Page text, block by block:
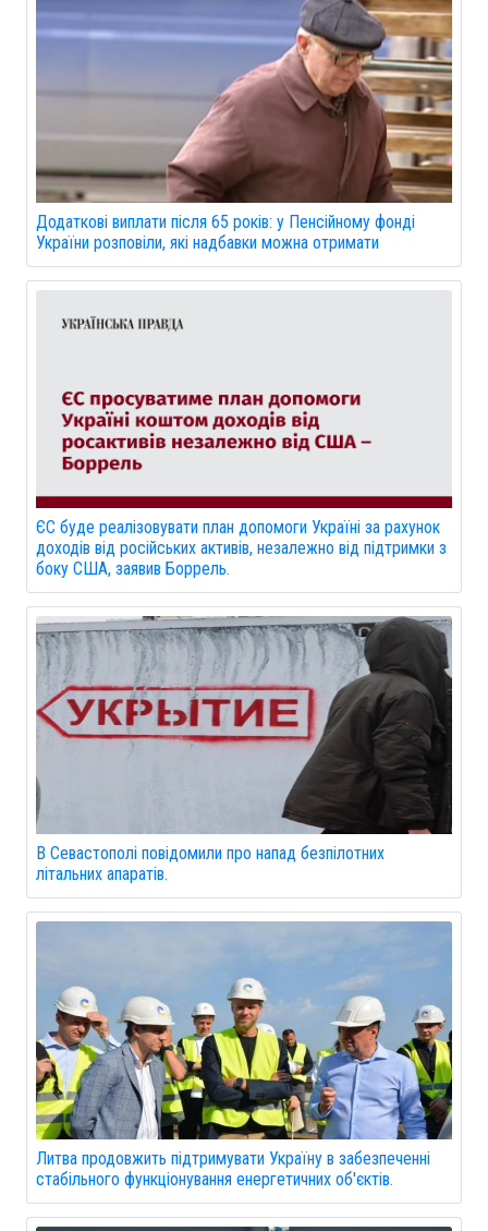
Додаткові виплати після 65 років: у Пенсійному фонді
України розповіли, які надбавки можна отримати
ЄС буде реалізовувати план допомоги Україні за рахунок
доходів від російських активів, незалежно від підтримки з
боку США, заявив Боррель.
В Севастополі повідомили про напад безпілотних
літальних апаратів.
Литва продовжить підтримувати Україну в забезпеченні
стабільного функціонування енергетичних об'єктів.